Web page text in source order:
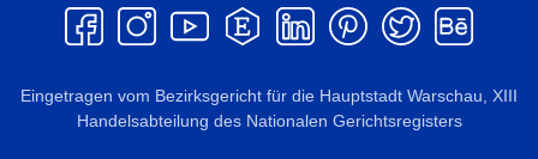
Eingetragen vom Bezirksgericht für die Hauptstadt Warschau, XIII
Handelsabteilung des Nationalen Gerichtsregisters